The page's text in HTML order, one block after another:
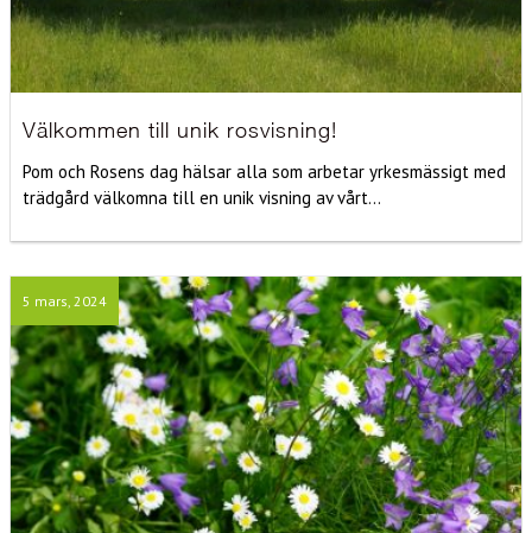
Välkommen till unik rosvisning!
Pom och Rosens dag hälsar alla som arbetar yrkesmässigt med
trädgård välkomna till en unik visning av vårt...
5 mars, 2024